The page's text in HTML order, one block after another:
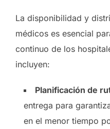
La disponibilidad y
médicos es esencial
continuo de los
incluyen:
Planificación de
entrega para
en el menor tiempo